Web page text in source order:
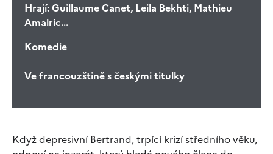
Hrají:Guillaume Canet, Leila Bekhti, Mathieu
Amalric...
Komedie
Ve francouzštině s českými titulky
Když depresivní Bertrand, trpící krizí středního věku,